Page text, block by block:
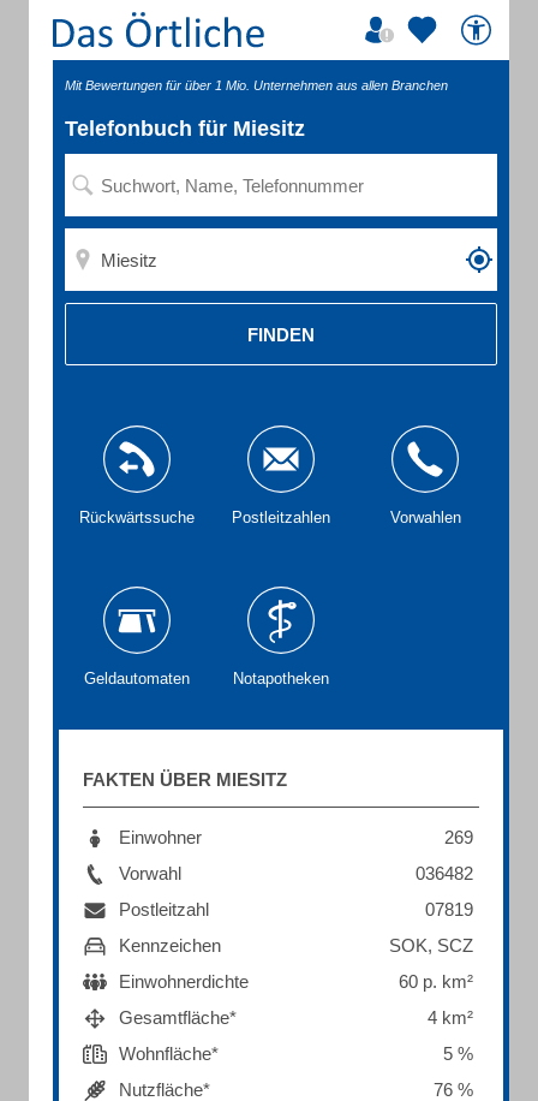
Mit Bewertungen für über 1 Mio. Unternehmen aus allen Branchen
Telefonbuch für Miesitz
FINDEN
Rückwärtssuche Postleitzahlen Vorwahlen
Geldautomaten Notapotheken
FAKTEN ÜBER MIESITZ
Einwohner
269
Vorwahl
036482
Postleitzahl
07819
Kennzeichen
SOK, SCZ
Einwohnerdichte
60 p. km²
Gesamtfläche*
4 km²
Wohnfläche*
5 %
Nutzfläche*
76 %